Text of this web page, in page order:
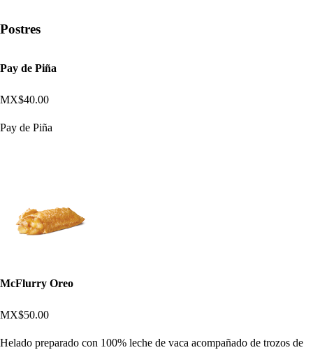
Postres
Pay de Piña
MX$40.00
Pay de Piña
McFlurry Oreo
MX$50.00
Helado preparado con 100% leche de vaca acompañado de trozos de